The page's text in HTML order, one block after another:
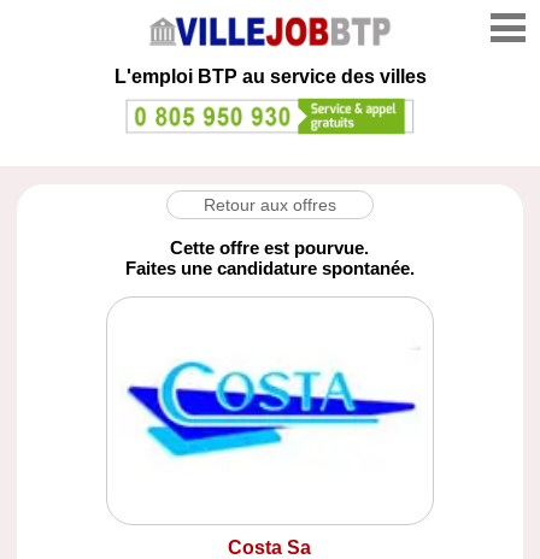
L'emploi BTP au service des villes
Retour aux offres
Cette offre est pourvue.
Faites une candidature spontanée.
Costa Sa